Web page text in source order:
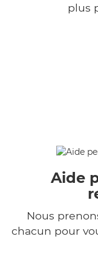
plus
Aide
Nous
chacun pour